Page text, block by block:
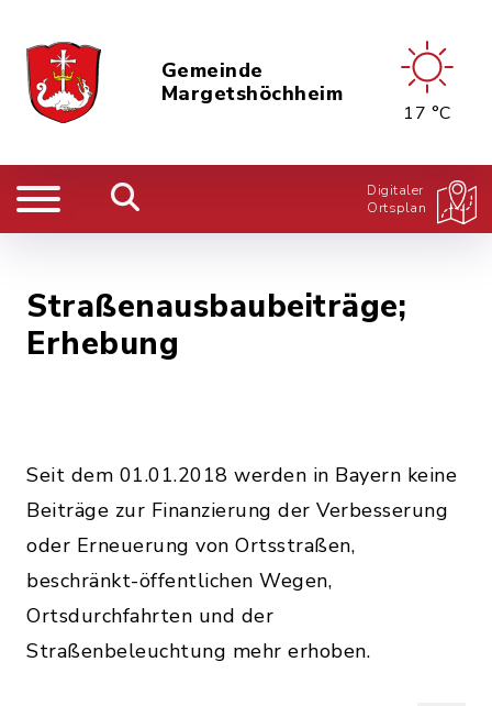
Gemeinde
Margetshöchheim
17 °C
Digitaler
Ortsplan
Straßenausbaubeiträge;
Erhebung
Seit dem 01.01.2018 werden in Bayern keine
Beiträge zur Finanzierung der Verbesserung
oder Erneuerung von Ortsstraßen,
beschränkt-öffentlichen Wegen,
Ortsdurchfahrten und der
Straßenbeleuchtung mehr erhoben.